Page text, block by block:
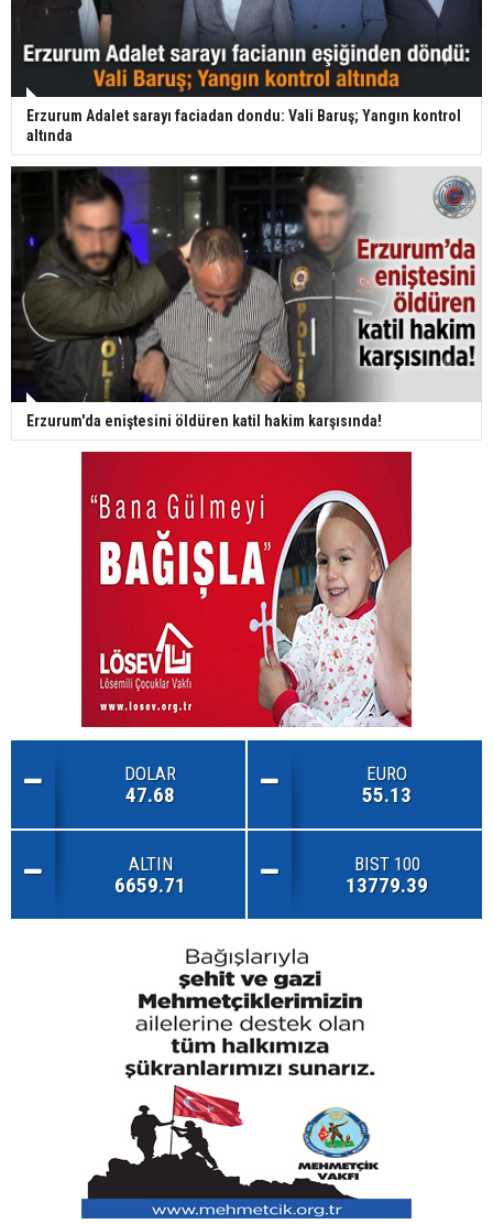
Erzurum Adalet sarayı faciadan dondu: Vali Baruş; Yangın kontrol
altında
Erzurum'da eniştesini öldüren katil hakim karşısında!
DOLAR
47.68
EURO
55.13
ALTIN
6659.71
BIST 100
13779.39